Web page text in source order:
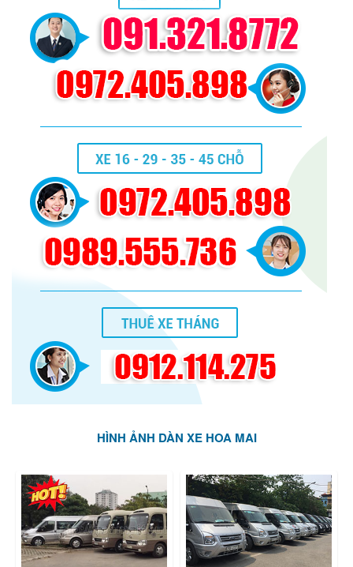
HÌNH ẢNH DÀN XE HOA MAI